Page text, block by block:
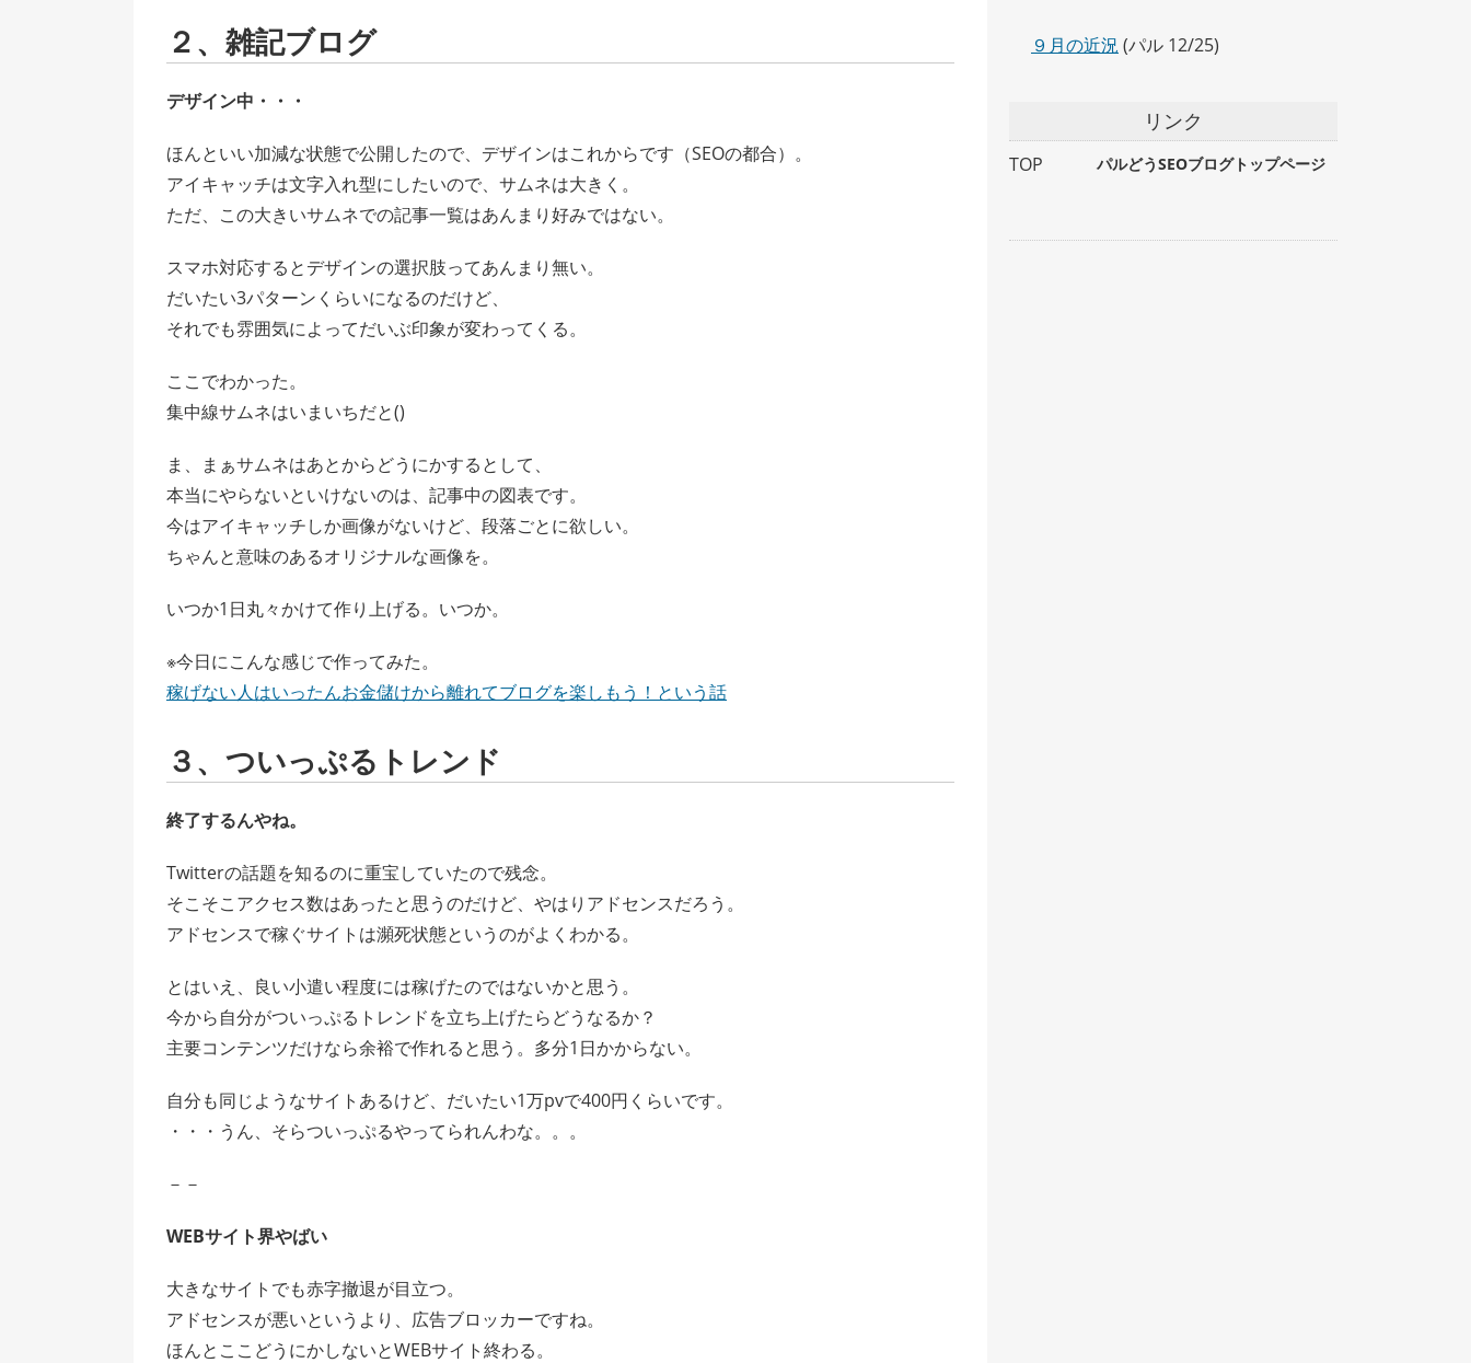
２、雑記ブログ
デザイン中・・・
ほんといい加減な状態で公開したので、デザインはこれからです（SEOの都合）。
アイキャッチは文字入れ型にしたいので、サムネは大きく。
ただ、この大きいサムネでの記事一覧はあんまり好みではない。
スマホ対応するとデザインの選択肢ってあんまり無い。
だいたい3パターンくらいになるのだけど、
それでも雰囲気によってだいぶ印象が変わってくる。
ここでわかった。
集中線サムネはいまいちだと()
ま、まぁサムネはあとからどうにかするとして、
本当にやらないといけないのは、記事中の図表です。
今はアイキャッチしか画像がないけど、段落ごとに欲しい。
ちゃんと意味のあるオリジナルな画像を。
いつか1日丸々かけて作り上げる。いつか。
※今日にこんな感じで作ってみた。
稼げない人はいったんお金儲けから離れてブログを楽しもう！という話
３、ついっぷるトレンド
終了するんやね。
Twitterの話題を知るのに重宝していたので残念。
そこそこアクセス数はあったと思うのだけど、やはりアドセンスだろう。
アドセンスで稼ぐサイトは瀕死状態というのがよくわかる。
とはいえ、良い小遣い程度には稼げたのではないかと思う。
今から自分がついっぷるトレンドを立ち上げたらどうなるか？
主要コンテンツだけなら余裕で作れると思う。多分1日かからない。
自分も同じようなサイトあるけど、だいたい1万pvで400円くらいです。
・・・うん、そらついっぷるやってられんわな。。。
－－
WEBサイト界やばい
大きなサイトでも赤字撤退が目立つ。
アドセンスが悪いというより、広告ブロッカーですね。
ほんとここどうにかしないとWEBサイト終わる。
９月の近況 (パル 12/25)
リンク
TOP パルどうSEOブログトップページ